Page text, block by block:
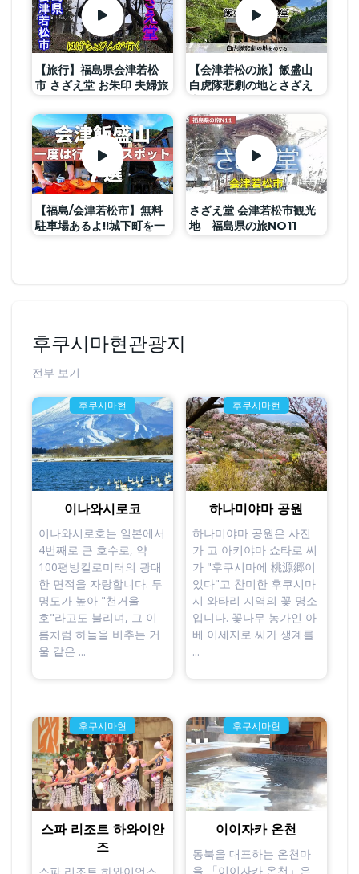
【旅行】福島県会津若松
市 さざえ堂 お朱印 夫婦旅
【会津若松の旅】飯盛山
白虎隊悲劇の地とさざえ
年6月
【福島/会津若松市】無料
駐車場あるよ!!城下町を一
さざえ堂 会津若松市観光
地 福島県の旅NO11
후쿠시마현관광지
전부 보기
후쿠시마현
이나와시로코
이나와시로호는 일본에서
4번째로 큰 호수로, 약
100평방킬로미터의 광대
한 면적을 자랑합니다. 투
명도가 높아 "천거울
호"라고도 불리며, 그 이
름처럼 하늘을 비추는 거
울 같은 ...
후쿠시마현
하나미야마 공원
하나미야마 공원은 사진
가 고 아키야마 쇼타로 씨
가 "후쿠시마에 桃源郷이
있다"고 찬미한 후쿠시마
시 와타리 지역의 꽃 명소
입니다. 꽃나무 농가인 아
베 이세지로 씨가 생계를
...
후쿠시마현
스파 리조트 하와이안
즈
스파 리조트 하와이언스
후쿠시마현
이이자카 온천
동북을 대표하는 온천마
을 「이이자카 온천」은